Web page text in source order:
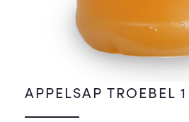
APPELSAP TROEBEL